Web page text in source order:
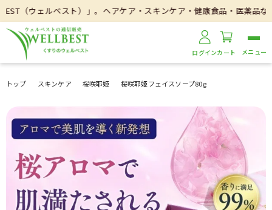
ベスト）」。ヘアケア・スキンケア・健康食品・医薬品などを取り扱
ログインカート
トップ スキンケア 桜咲耶姫 桜咲耶姫フェイスソープ80g